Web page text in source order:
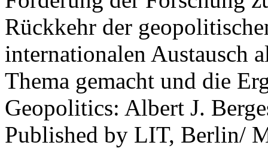
Rückkehr der
internationalen Austausch
Thema gemacht und die
Geopolitics: Albert J.
Published by LIT, Berlin/